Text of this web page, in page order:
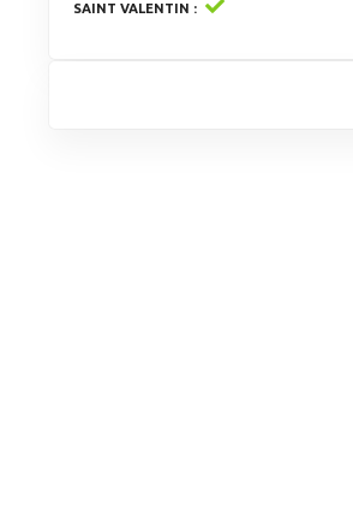
SAINT VALENTIN